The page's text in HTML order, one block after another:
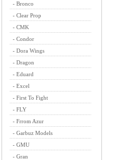
- Bronco
- Clear Prop
- CMK
- Condor
- Dora Wings
- Dragon
- Eduard
- Excel
- First To Fight
- FLY
- Frrom Azur
- Garbuz Models
- GMU
- Gran